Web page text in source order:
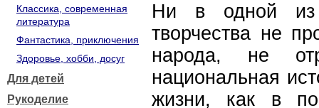
Классика, современная
литература
Фантастика, приключения
Здоровье, хобби, досуг
Для детей
Рукоделие
Ни в одной из
творчества не
народа, не
национальная
жизни, как в